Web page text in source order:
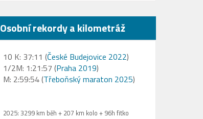
Osobní rekordy a kilometráž
10 K: 37:11 (České Budejovice 2022)
1/2M: 1:21:57 (Praha 2019)
M: 2:59:54 (Třeboňský maraton 2025)
2025: 3299 km běh + 207 km kolo + 96h fitko